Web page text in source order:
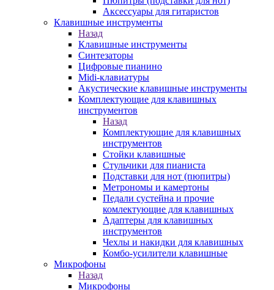
Аксессуары для гитаристов
Клавишные инструменты
Назад
Клавишные инструменты
Синтезаторы
Цифровые пианино
Midi-клавиатуры
Акустические клавишные инструменты
Комплектующие для клавишных
инструментов
Назад
Комплектующие для клавишных
инструментов
Стойки клавишные
Стульчики для пианиста
Подставки для нот (пюпитры)
Метрономы и камертоны
Педали сустейна и прочие
комлектующие для клавишных
Адаптеры для клавишных
инструментов
Чехлы и накидки для клавишных
Комбо-усилители клавишные
Микрофоны
Назад
Микрофоны